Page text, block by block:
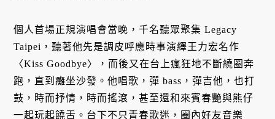
個人首場正規演唱會當晚，千名聽眾聚集 Legacy
Taipei，聽著他先是調皮呼應時事演繹王力宏名作
〈Kiss Goodbye〉，而後又在台上瘋狂地不斷繞圈奔
跑，直到癱坐沙發。他唱歌，彈 bass，彈吉他，也打
鼓，時而抒情，時而搖滾，甚至還和來賓春艷與熊仔
一起玩起饒舌。台下不只青春歌迷，圈內好友音樂